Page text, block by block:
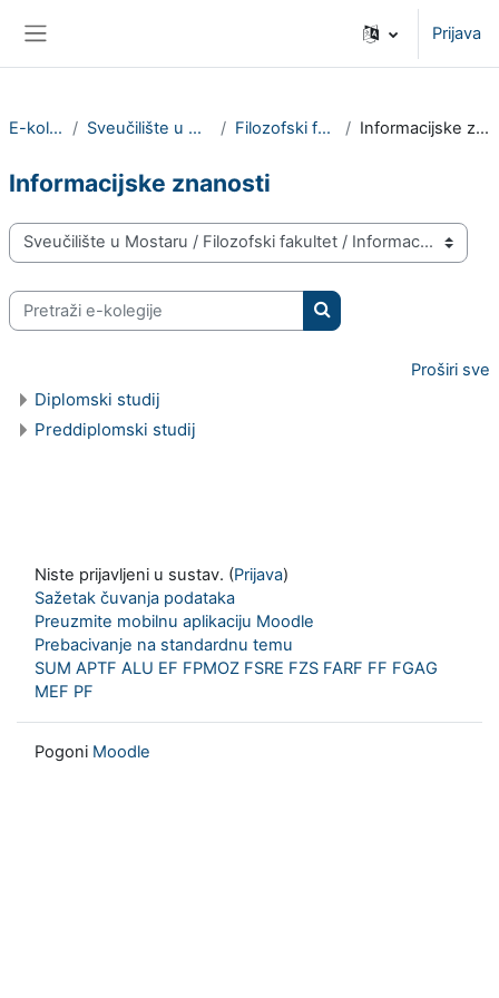
Prijava
E-kolegiji Sveučilište u Mostaru Filozofski fakultet Informacijske znanosti
Informacijske znanosti
Popis e-kolegija
Pretraži e-kolegije
Pretraži e-kolegije
Proširi sve
Diplomski studij
Preddiplomski studij
Niste prijavljeni u sustav. (Prijava)
Sažetak čuvanja podataka
Preuzmite mobilnu aplikaciju Moodle
Prebacivanje na standardnu temu
SUM APTF ALU EF FPMOZ FSRE FZS FARF FF FGAG
MEF PF
Pogoni Moodle